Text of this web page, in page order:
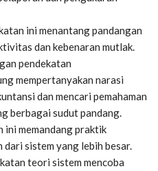
ini menantang pandangan
dan kebenaran mutlak.
pendekatan
mempertanyakan narasi
dan mencari pemahaman
berbagai sudut pandang.
ini memandang praktik
sistem yang lebih besar.
teori sistem mencoba